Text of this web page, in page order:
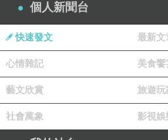
現在只要七張小朋友就夠啦！快3網
詢器，幫您找最殺優惠!電腦,筆電,智
格不手軟，等你來挑戰。
的，燦坤擁有全台密集的實體門市，
維修問題，不然縱使價格再便宜，日
個人新聞台
快速發文 最新文
心情雜記 美食饗
藝文欣賞 旅遊玩
社會萬象 影視娛